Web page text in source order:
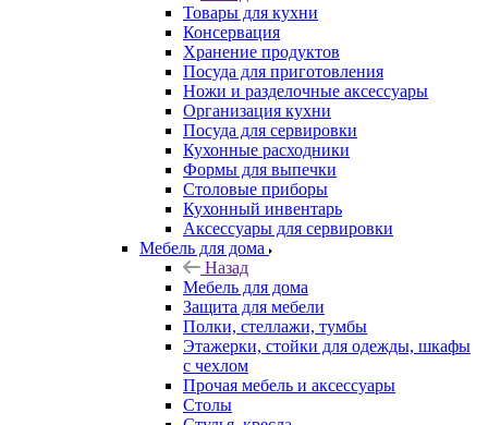
Товары для кухни
Консервация
Хранение продуктов
Посуда для приготовления
Ножи и разделочные аксессуары
Организация кухни
Посуда для сервировки
Кухонные расходники
Формы для выпечки
Столовые приборы
Кухонный инвентарь
Аксессуары для сервировки
Мебель для дома
Назад
Мебель для дома
Защита для мебели
Полки, стеллажи, тумбы
Этажерки, стойки для одежды, шкафы
с чехлом
Прочая мебель и аксессуары
Столы